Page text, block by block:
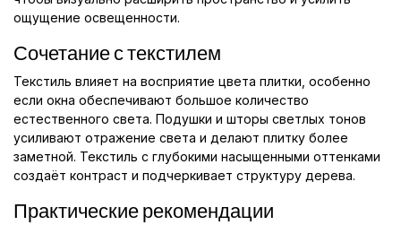
ощущение освещенности.
Сочетание с текстилем
Текстиль влияет на восприятие цвета плитки, особенно
если окна обеспечивают большое количество
естественного света. Подушки и шторы светлых тонов
усиливают отражение света и делают плитку более
заметной. Текстиль с глубокими насыщенными оттенками
создаёт контраст и подчеркивает структуру дерева.
Практические рекомендации